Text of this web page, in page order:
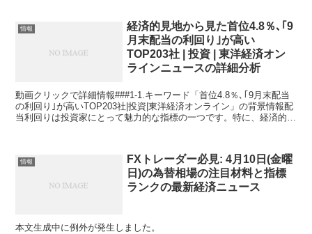
情報
経済的見地から見た首位4.8％､｢9
月末配当の利回り｣が高い
TOP203社 | 投資 | 東洋経済オン
ラインニュースの詳細分析
動画クリックで詳細情報###1-1.キーワード「首位4.8％､｢9月末配当
の利回り｣が高いTOP203社|投資|東洋経済オンライン」の背景情報配
当利回りは投資家にとって魅力的な指標の一つです。特に、経済的安
情報
FXトレーダー必見: 4月10日(金曜
日)の為替相場の注目材料と指標
ランクの最新経済ニュース
本文生成中に例外が発生しました。